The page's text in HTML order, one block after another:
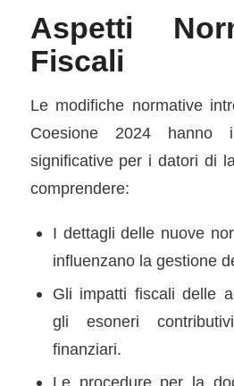
Aspetti
Fiscali
Le modiﬁche normative
Coesione 2024 hanno
signiﬁcative per i datori di
comprendere:
I dettagli delle nuove
inﬂuenzano la gestione
Gli impatti ﬁscali delle
gli esoneri
ﬁnanziari.
Le procedure per la